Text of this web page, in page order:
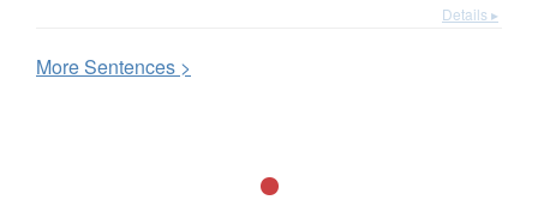
Details ▸
MoreSentences >